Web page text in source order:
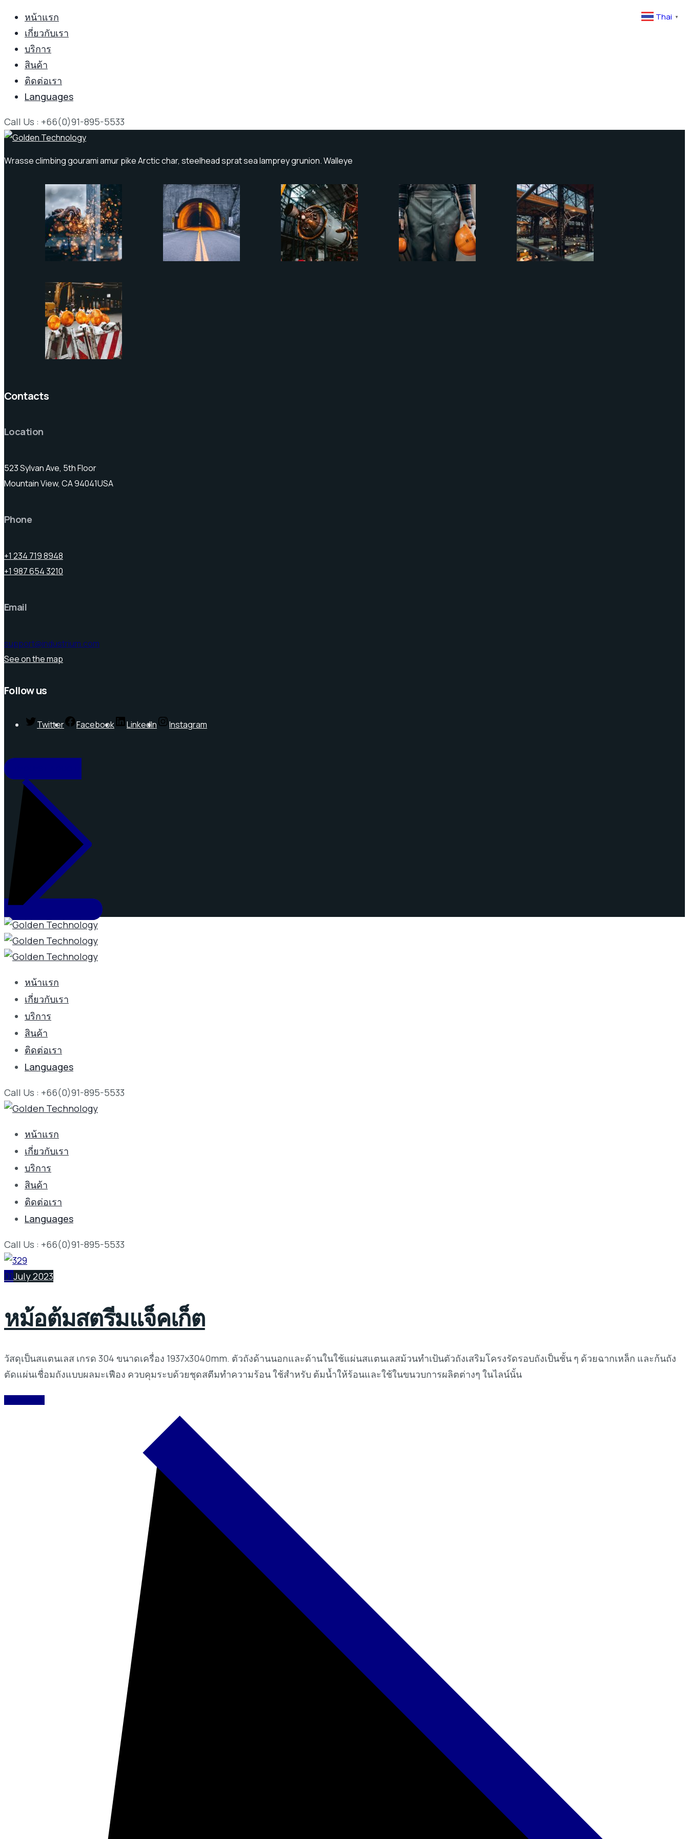
หน้าแรก
เกี่ยวกับเรา
บริการ
สินค้า
ติดต่อเรา
Languages
Call Us : +66(0)91-895-5533
Wrasse climbing gourami amur pike Arctic char, steelhead sprat sea lamprey grunion. Walleye
Contacts
Location
523 Sylvan Ave, 5th Floor
Mountain View, CA 94041USA
Phone
+1 234 719 8948
+1 987 654 3210
Email
support@industrium.com
See on the map
Follow us
Twitter Facebook LinkedIn Instagram
หน้าแรก
เกี่ยวกับเรา
บริการ
สินค้า
ติดต่อเรา
Languages
Call Us : +66(0)91-895-5533
หน้าแรก
เกี่ยวกับเรา
บริการ
สินค้า
ติดต่อเรา
Languages
Call Us : +66(0)91-895-5533
01July 2023
หม้อต้มสตรีมแจ็คเก็ต
วัสดุเป็นสแตนเลส เกรด 304 ขนาดเครื่อง 1937x3040mm. ตัวถังด้านนอกและด้านในใช้แผ่นสแตนเลสม้วนทำเป้นตัวถังเสริมโครงรัดรอบถังเป็นชั้น ๆ ด้วยฉากเหล็ก และก้นถัง
ตัดแผ่นเชื่อมถังแบบผลมะเฟือง ควบคุมระบด้วยชุดสตีมทำความร้อน ใช้สำหรับ ต้มน้ำให้ร้อนและใช้ในขนวบการผลิตต่างๆ ในไลน์นั้น
Thai ▼